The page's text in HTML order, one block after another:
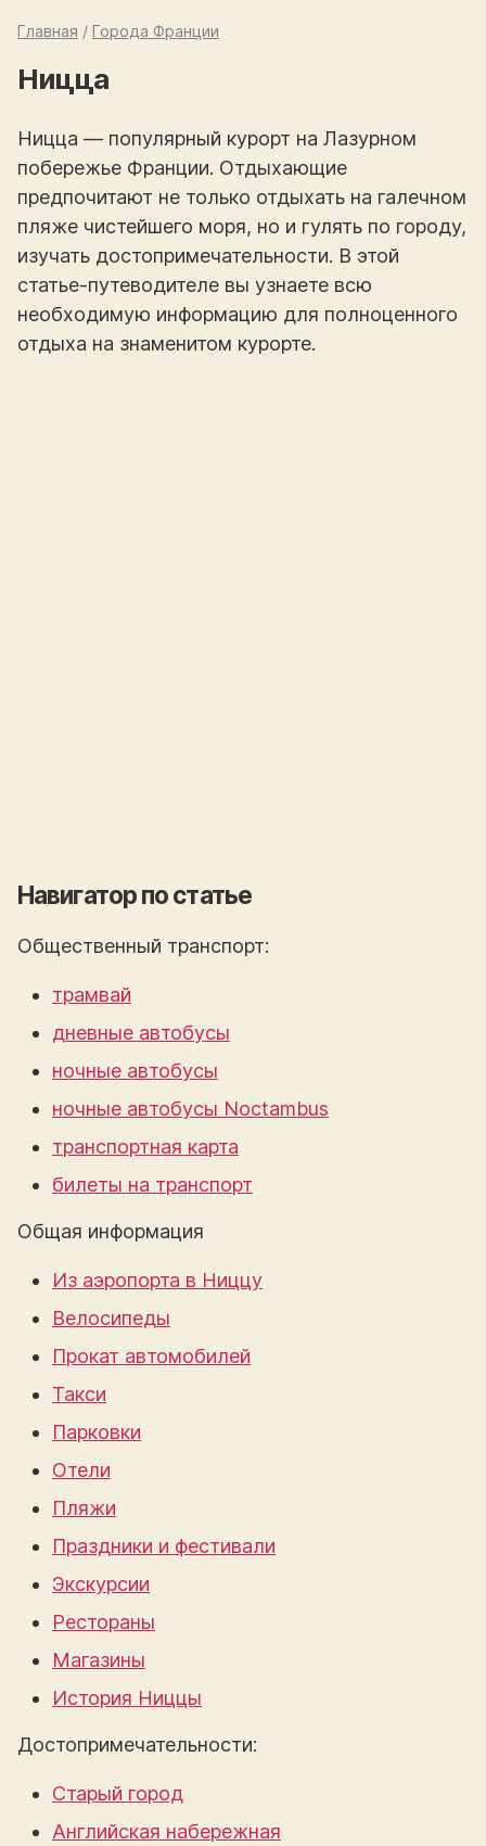
Главная / Города Франции
Ницца
Ницца — популярный курорт на Лазурном
побережье Франции. Отдыхающие
предпочитают не только отдыхать на галечном
пляже чистейшего моря, но и гулять по городу,
изучать достопримечательности. В этой
статье-путеводителе вы узнаете всю
необходимую информацию для полноценного
отдыха на знаменитом курорте.
Навигатор по статье
Общественный транспорт:
трамвай
дневные автобусы
ночные автобусы
ночные автобусы Noctambus
транспортная карта
билеты на транспорт
Общая информация
Из аэропорта в Ниццу
Велосипеды
Прокат автомобилей
Такси
Парковки
Отели
Пляжи
Праздники и фестивали
Экскурсии
Рестораны
Магазины
История Ниццы
Достопримечательности:
Старый город
Английская набережная